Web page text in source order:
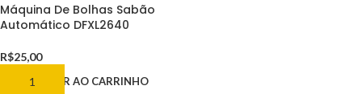
Máquina De Bolhas Sabão
Automático DFXL2640
R$25,00
ADICIONAR AO CARRINHO